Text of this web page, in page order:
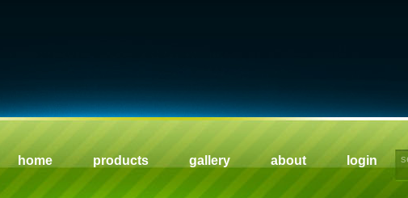
home products gallery about login